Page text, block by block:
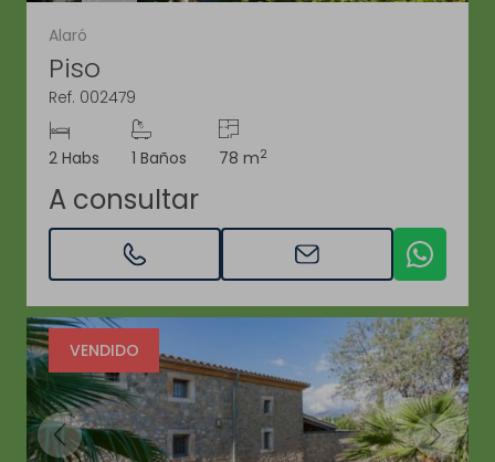
Alaró
Piso
Ref. 002479
2 Habs 1 Baños 78 m2
A consultar
VENDIDO